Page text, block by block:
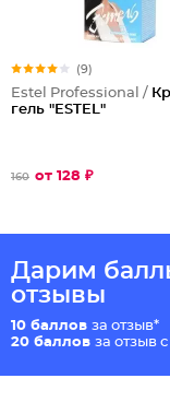
(9)
Estel Professional /
гель "ESTEL"
160 от 128 ₽
Дарим
отзывы
10 баллов за отзыв*
20 баллов за отзыв